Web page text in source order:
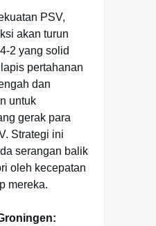
PSV,
akan turun
2 yang solid
pertahanan
dan
untuk
gerak para
Strategi ini
serangan balik
oleh kecepatan
mereka.